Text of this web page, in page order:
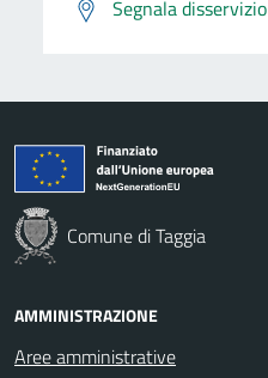
Segnala disservizio
Comune di Taggia
AMMINISTRAZIONE
Aree amministrative